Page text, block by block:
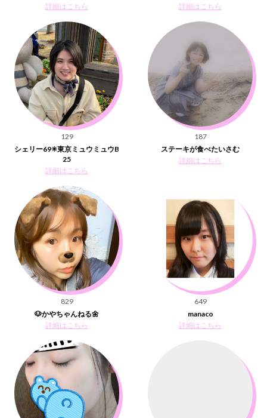
詳細はこちら 詳細はこちら
129
シェリー69✳︎東京ミュウミュウB
25
詳細はこちら
187
ステーキが食べたいさむ
詳細はこちら
829
🐶かやちゃんねる🌼
詳細はこちら
649
manaco
詳細はこちら